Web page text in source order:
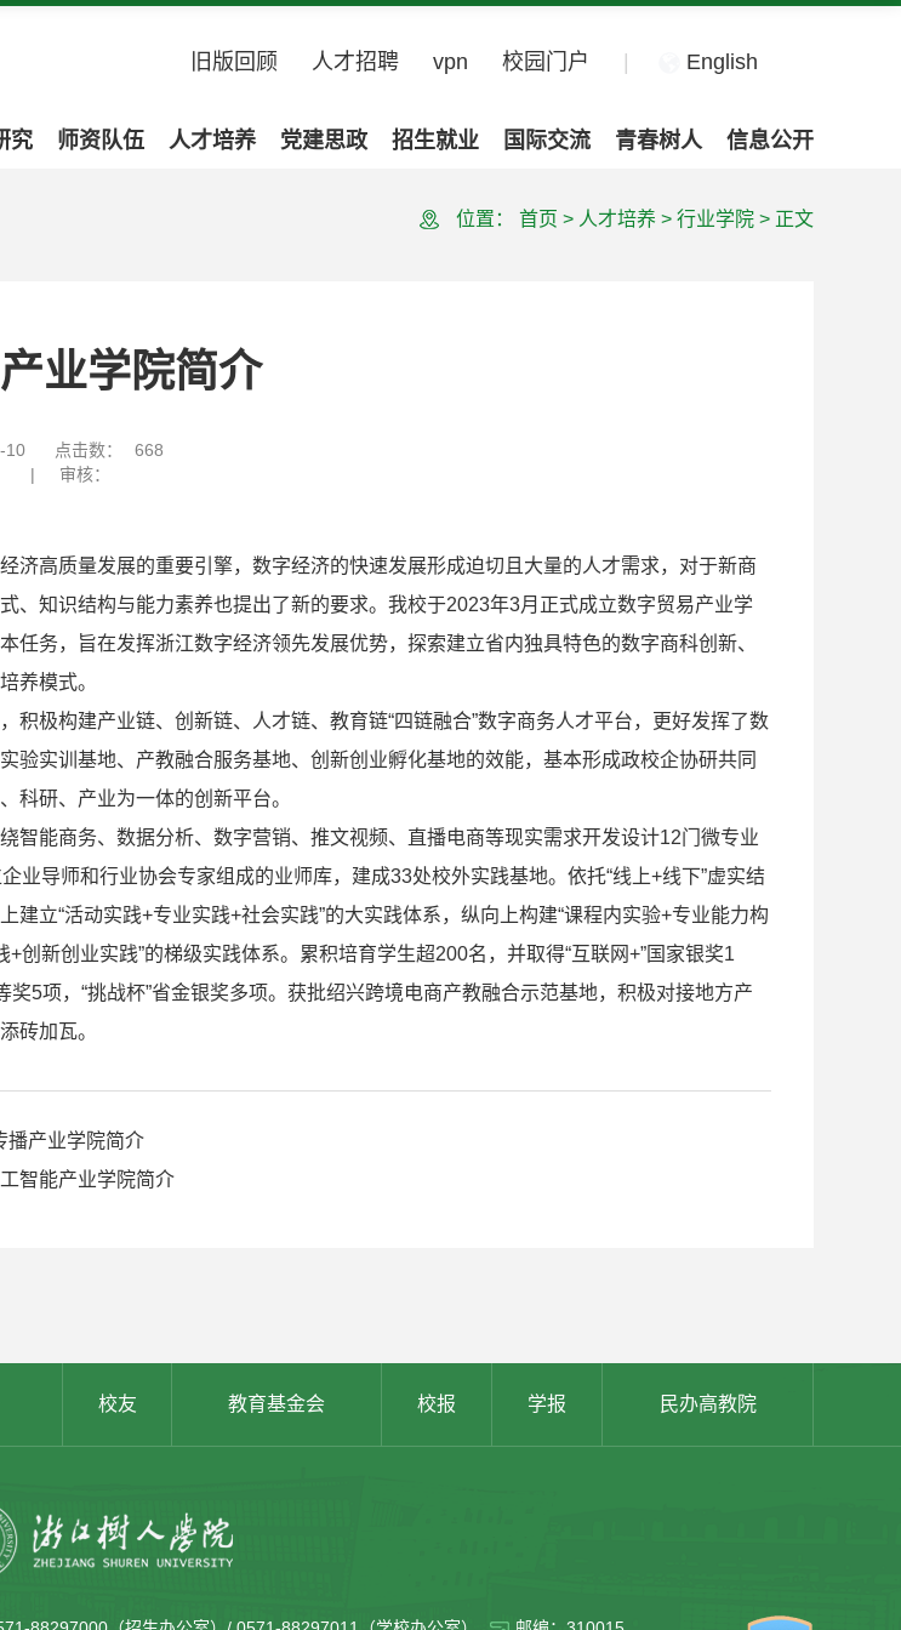
旧版回顾 人才招聘 vpn 校园门户 English
究 师资队伍 人才培养 党建思政 招生就业 国际交流 青春树人 信息公开
位置： 首页 > 人才培养 > 行业学院 > 正文
业学院简介
10 点击数：
668
| 审核：
济高质量发展的重要引擎，数字经济的快速发展形成迫切且大量的人才需求，对于新商
、知识结构与能力素养也提出了新的要求。我校于2023年3月正式成立数字贸易产业学
任务，旨在发挥浙江数字经济领先发展优势，探索建立省内独具特色的数字商科创新、
养模式。
积极构建产业链、创新链、人才链、教育链“四链融合”数字商务人才平台，更好发挥了数
验实训基地、产教融合服务基地、创新创业孵化基地的效能，基本形成政校企协研共同
科研、产业为一体的创新平台。
智能商务、数据分析、数字营销、推文视频、直播电商等现实需求开发设计12门微专业
业导师和行业协会专家组成的业师库，建成33处校外实践基地。依托“线上+线下”虚实结
建立“活动实践+专业实践+社会实践”的大实践体系，纵向上构建“课程内实验+专业能力构
+创新创业实践”的梯级实践体系。累积培育学生超200名，并取得“互联网+”国家银奖1
奖5项，“挑战杯”省金银奖多项。获批绍兴跨境电商产教融合示范基地，积极对接地方产
砖加瓦。
播产业学院简介
智能产业学院简介
校友 教育基金会 校报 学报 民办高教院